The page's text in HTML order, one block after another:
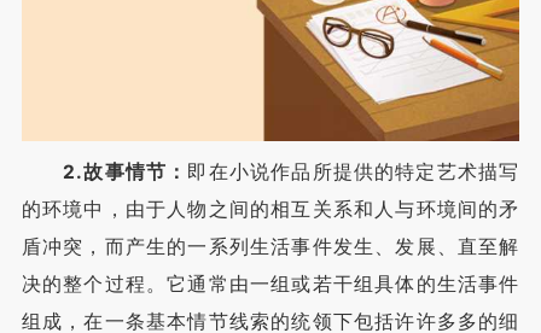
2.故事情节： 即在小说作品所提供的特定艺术描写
的环境中，由于人物之间的相互关系和人与环境间的矛
盾冲突，而产生的一系列生活事件发生、发展、直至解
决的整个过程。它通常由一组或若干组具体的生活事件
组成，在一条基本情节线索的统领下包括许许多多的细